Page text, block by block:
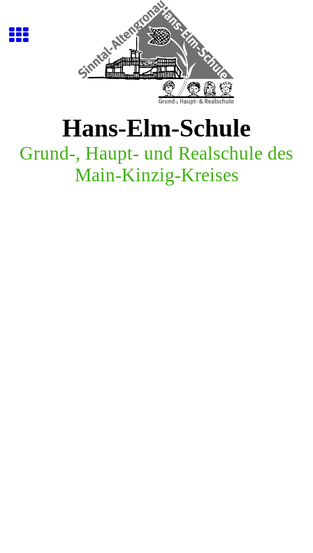
Hans-Elm-Schule
Grund-, Haupt- und Realschule des
Main-Kinzig-Kreises